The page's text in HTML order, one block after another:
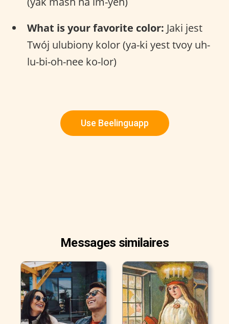
What is your favorite color: Jaki jest
Twój ulubiony kolor (ya-ki yest tvoy uh-
lu-bi-oh-nee ko-lor)
Use Beelinguapp
Messages similaires